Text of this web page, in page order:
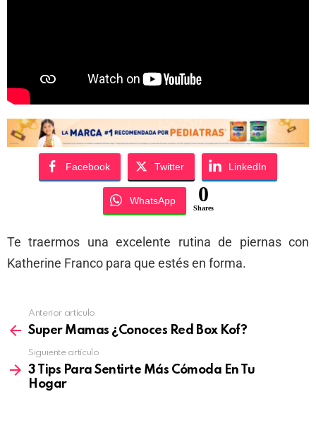
Facebook Twitter LinkedIn
WhatsApp 0
Shares
Te traermos una excelente rutina de piernas con
Katherine Franco para que estés en forma.
Anterior artículo
Super Mamas ¿Conoces Red Box Kof?
Siguiente artículo
3 Tips Para Sentirte Más Cómoda En Tu
Hogar